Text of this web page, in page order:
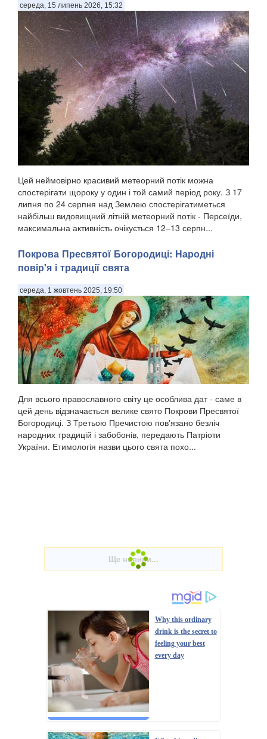
середа, 15 липень 2026, 15:32
Цей неймовірно красивий метеорний потік можна
спостерігати щороку у один і той самий період року. З 17
липня по 24 серпня над Землею спостерігатиметься
найбільш видовищний літній метеорний потік - Персеїди,
максимальна активність очікується 12–13 серпн...
Покрова Пресвятої Богородиці: Народні
повір'я і традиції свята
середа, 1 жовтень 2025, 19:50
Для всього православного світу це особлива дат - саме в
цей день відзначається велике свято Покрови Пресвятої
Богородиці. З Третьою Пречистою пов'язано безліч
народних традицій і забобонів, передають Патріоти
України. Етимологія назви цього свята похо...
Why this ordinary
drink is the secret to
feeling your best
every day